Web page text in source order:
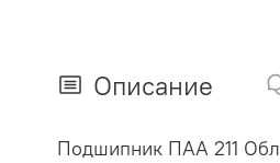
Описание
Подшипник ПАА 211